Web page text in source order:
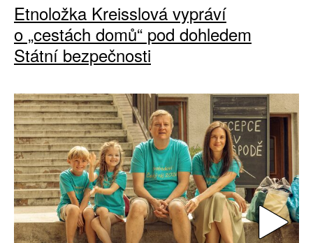
Etnoložka Kreisslová vypráví
o „cestách domů“ pod dohledem
Státní bezpečnosti